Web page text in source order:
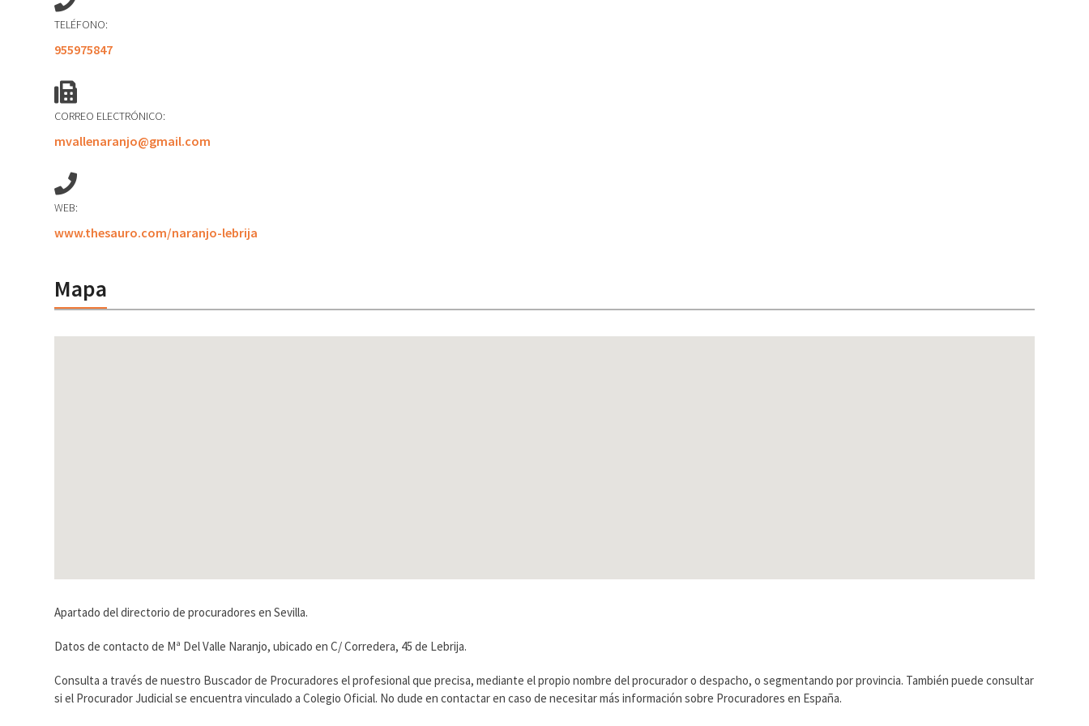
TELÉFONO:
955975847
CORREO ELECTRÓNICO:
mvallenaranjo@gmail.com
WEB:
www.thesauro.com/naranjo-lebrija
Mapa
Apartado del directorio de procuradores en Sevilla.
Datos de contacto de Mª Del Valle Naranjo, ubicado en C/ Corredera, 45 de Lebrija.
Consulta a través de nuestro Buscador de Procuradores el profesional que precisa, mediante el propio nombre del procurador o despacho, o segmentando por provincia. También puede consultar
si el Procurador Judicial se encuentra vinculado a Colegio Oficial. No dude en contactar en caso de necesitar más información sobre Procuradores en España.